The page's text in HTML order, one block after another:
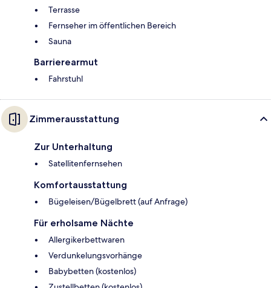
Terrasse
Fernseher im öffentlichen Bereich
Sauna
Barrierearmut
Fahrstuhl
Zimmerausstattung
Zur Unterhaltung
Satellitenfernsehen
Komfortausstattung
Bügeleisen/Bügelbrett (auf Anfrage)
Für erholsame Nächte
Allergikerbettwaren
Verdunkelungsvorhänge
Babybetten (kostenlos)